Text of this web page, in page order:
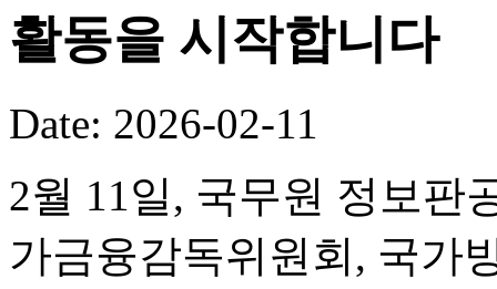
활동을 시작합니다
Date: 2026-02-11
2월 11일, 국무원 정보판
가금융감독위원회, 국가